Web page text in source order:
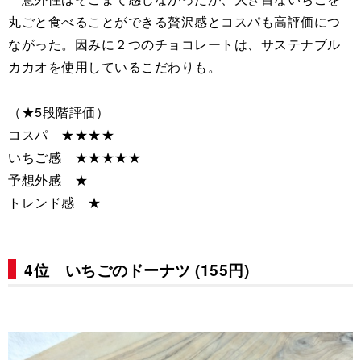
丸ごと食べることができる贅沢感とコスパも高評価につ
ながった。因みに２つのチョコレートは、サステナブル
カカオを使用しているこだわりも。
（★5段階評価）
コスパ ★★★★
いちご感 ★★★★★
予想外感 ★
トレンド感 ★
4位 いちごのドーナツ (155円)